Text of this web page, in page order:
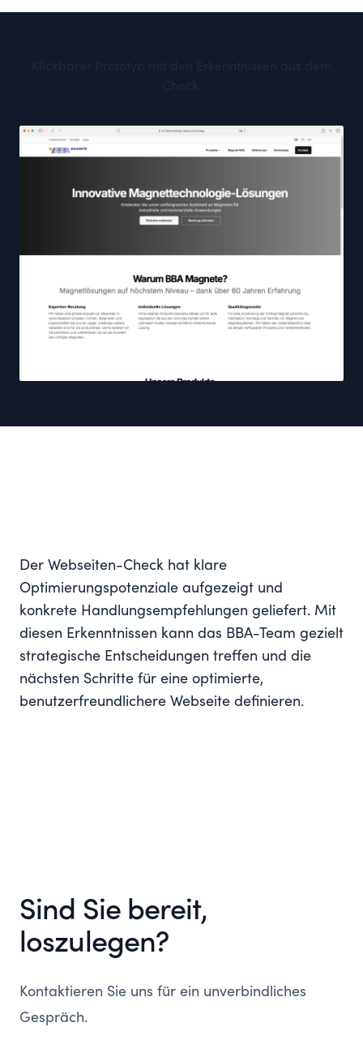
Der Webseiten-Check hat klare
Optimierungspotenziale aufgezeigt und
konkrete Handlungsempfehlungen geliefert. Mit
diesen Erkenntnissen kann das BBA-Team gezielt
strategische Entscheidungen treffen und die
nächsten Schritte für eine optimierte,
benutzerfreundlichere Webseite definieren.
Sind Sie bereit,
loszulegen?
Kontaktieren Sie uns für ein unverbindliches
Gespräch.